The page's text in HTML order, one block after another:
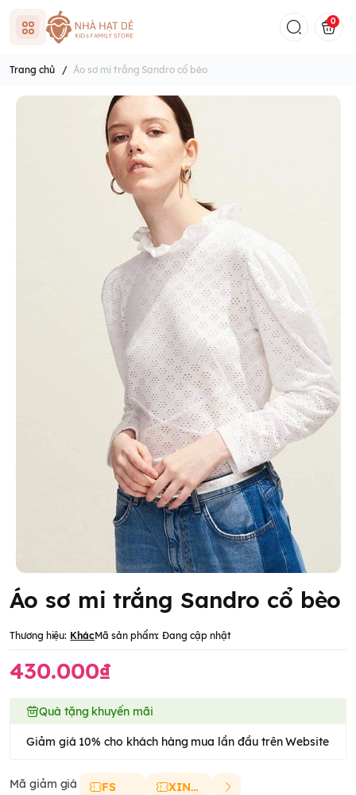
0
Trang chủ / Áo sơ mi trắng Sandro cổ bèo
Áo sơ mi trắng Sandro cổ bèo
Thương hiệu: KhácMã sản phẩm: Đang cập nhật
430.000₫
Quà tặng khuyến mãi
Giảm giá 10% cho khách hàng mua lần đầu trên Website
Mã giảm giá FS XINCHAO